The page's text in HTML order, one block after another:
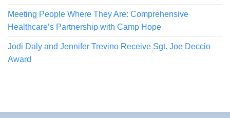
Meeting People Where They Are: Comprehensive
Healthcare’s Partnership with Camp Hope
Jodi Daly and Jennifer Trevino Receive Sgt. Joe Deccio
Award